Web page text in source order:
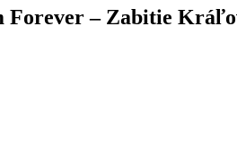
– Zabitie